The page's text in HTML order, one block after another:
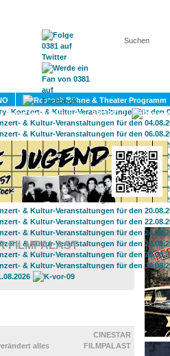
KONTAKT
SPORT
FILMPALAST
CINESTAR
FILMPALAST